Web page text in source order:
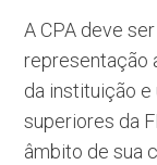
A CPA deve
representação
da instituição
superiores da
âmbito de sua